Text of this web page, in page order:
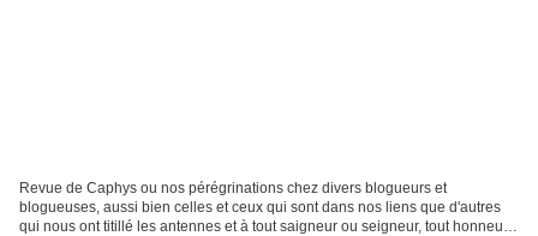
Revue de Caphys ou nos pérégrinations chez divers blogueurs et
blogueuses, aussi bien celles et ceux qui sont dans nos liens que d'autres
qui nous ont titillé les antennes et à tout saigneur ou seigneur, tout honneur,